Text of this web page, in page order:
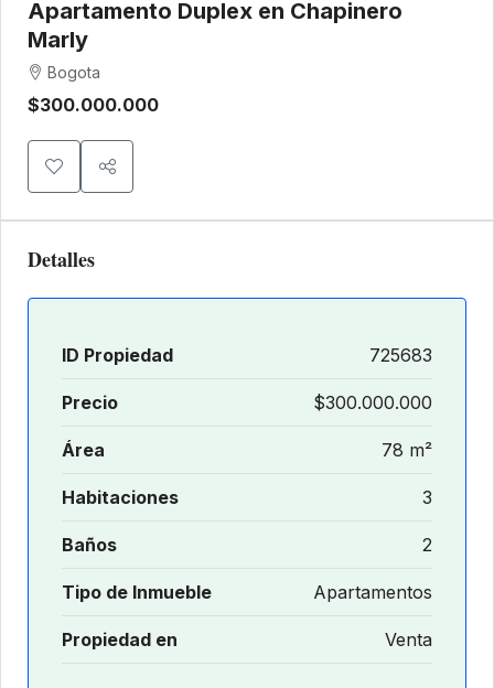
Apartamento Duplex en Chapinero
Marly
Bogota
$300.000.000
Detalles
ID Propiedad 725683
Precio $300.000.000
Área 78 m²
Habitaciones 3
Baños 2
Tipo de Inmueble Apartamentos
Propiedad en Venta